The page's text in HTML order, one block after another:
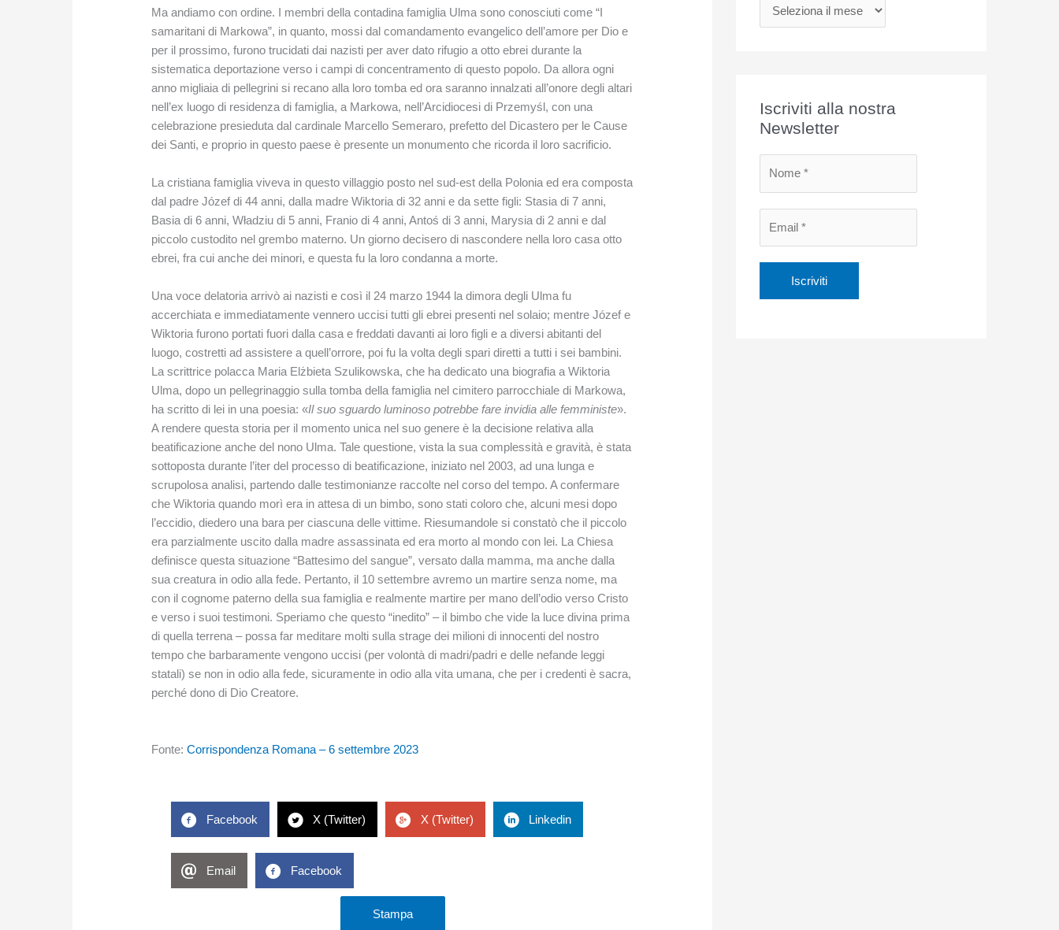
Ma andiamo con ordine. I membri della contadina famiglia Ulma sono conosciuti come “I
samaritani di Markowa”, in quanto, mossi dal comandamento evangelico dell’amore per Dio e
per il prossimo, furono trucidati dai nazisti per aver dato rifugio a otto ebrei durante la
sistematica deportazione verso i campi di concentramento di questo popolo. Da allora ogni
anno migliaia di pellegrini si recano alla loro tomba ed ora saranno innalzati all’onore degli altari
nell’ex luogo di residenza di famiglia, a Markowa, nell’Arcidiocesi di Przemyśl, con una
celebrazione presieduta dal cardinale Marcello Semeraro, prefetto del Dicastero per le Cause
dei Santi, e proprio in questo paese è presente un monumento che ricorda il loro sacrificio.
La cristiana famiglia viveva in questo villaggio posto nel sud-est della Polonia ed era composta
dal padre Józef di 44 anni, dalla madre Wiktoria di 32 anni e da sette figli: Stasia di 7 anni,
Basia di 6 anni, Władziu di 5 anni, Franio di 4 anni, Antoś di 3 anni, Marysia di 2 anni e dal
piccolo custodito nel grembo materno. Un giorno decisero di nascondere nella loro casa otto
ebrei, fra cui anche dei minori, e questa fu la loro condanna a morte.
Una voce delatoria arrivò ai nazisti e così il 24 marzo 1944 la dimora degli Ulma fu
accerchiata e immediatamente vennero uccisi tutti gli ebrei presenti nel solaio; mentre Józef e
Wiktoria furono portati fuori dalla casa e freddati davanti ai loro figli e a diversi abitanti del
luogo, costretti ad assistere a quell’orrore, poi fu la volta degli spari diretti a tutti i sei bambini.
La scrittrice polacca Maria Elżbieta Szulikowska, che ha dedicato una biografia a Wiktoria
Ulma, dopo un pellegrinaggio sulla tomba della famiglia nel cimitero parrocchiale di Markowa,
ha scritto di lei in una poesia: «Il suo sguardo luminoso potrebbe fare invidia alle femministe».
A rendere questa storia per il momento unica nel suo genere è la decisione relativa alla
beatificazione anche del nono Ulma. Tale questione, vista la sua complessità e gravità, è stata
sottoposta durante l’iter del processo di beatificazione, iniziato nel 2003, ad una lunga e
scrupolosa analisi, partendo dalle testimonianze raccolte nel corso del tempo. A confermare
che Wiktoria quando morì era in attesa di un bimbo, sono stati coloro che, alcuni mesi dopo
l’eccidio, diedero una bara per ciascuna delle vittime. Riesumandole si constatò che il piccolo
era parzialmente uscito dalla madre assassinata ed era morto al mondo con lei. La Chiesa
definisce questa situazione “Battesimo del sangue”, versato dalla mamma, ma anche dalla
sua creatura in odio alla fede. Pertanto, il 10 settembre avremo un martire senza nome, ma
con il cognome paterno della sua famiglia e realmente martire per mano dell’odio verso Cristo
e verso i suoi testimoni. Speriamo che questo “inedito” – il bimbo che vide la luce divina prima
di quella terrena – possa far meditare molti sulla strage dei milioni di innocenti del nostro
tempo che barbaramente vengono uccisi (per volontà di madri/padri e delle nefande leggi
statali) se non in odio alla fede, sicuramente in odio alla vita umana, che per i credenti è sacra,
perché dono di Dio Creatore.
Fonte:Corrispondenza Romana – 6 settembre 2023
Facebook X (Twitter) X (Twitter) Linkedin
Email Facebook
Stampa
r
v
Iscriviti alla nostra
Newsletter